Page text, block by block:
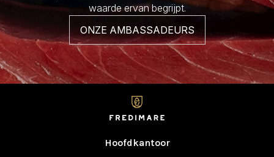
waarde ervan begrijpt.
ONZE AMBASSADEURS
Hoofdkantoor